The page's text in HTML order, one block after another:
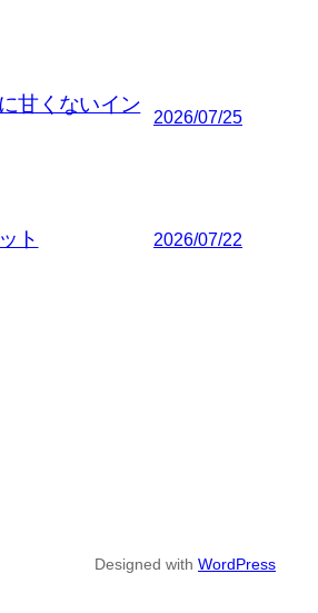
甘くないイン
2026/07/25
ト 2026/07/22
Designed with WordPress